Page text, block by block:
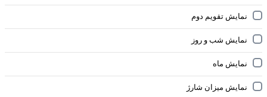
نمایش تقویم دوم
نمایش شب و روز
نمایش ماه
نمایش میزان شارژ